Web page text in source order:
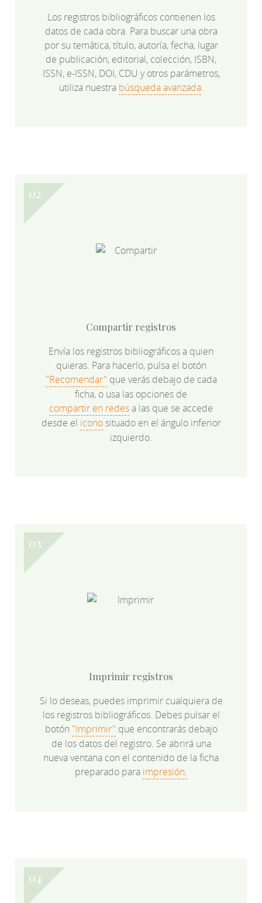
Los registros bibliográficos contienen los
datos de cada obra. Para buscar una obra
por su temática, título, autoría, fecha, lugar
de publicación, editorial, colección, ISBN,
ISSN, e-ISSN, DOI, CDU y otros parámetros,
utiliza nuestra búsqueda avanzada.
Compartir registros
Envía los registros bibliográficos a quien
quieras. Para hacerlo, pulsa el botón
"Recomendar" que verás debajo de cada
ficha, o usa las opciones de
compartir en redesa las que se accede
desde el iconosituado en el ángulo inferior
izquierdo.
Imprimir registros
Si lo deseas, puedes imprimir cualquiera de
los registros bibliográficos. Debes pulsar el
botón "Imprimir" que encontrarás debajo
de los datos del registro. Se abrirá una
nueva ventana con el contenido de la ficha
preparado para impresión.